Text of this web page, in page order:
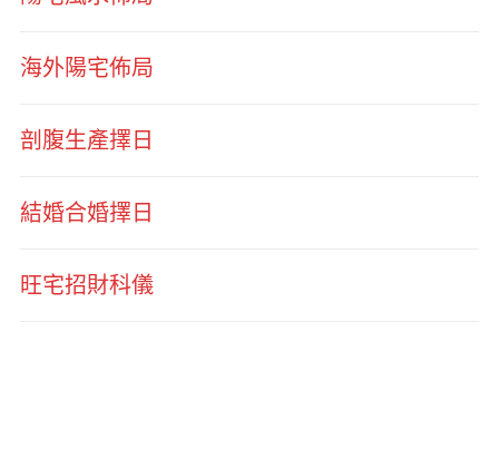
海外陽宅佈局
剖腹生產擇日
結婚合婚擇日
旺宅招財科儀